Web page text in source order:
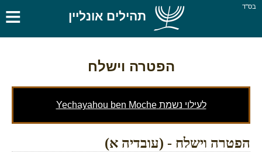
בס''ד ≡ תהילים אונליין
הפטרה וישלח
לעילוי נשמת Yechayahou ben Moche
הפטרה וישלח - (עובדיה א)